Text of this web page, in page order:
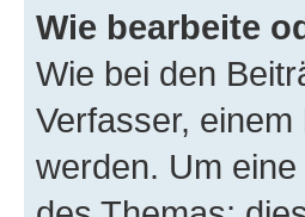
Wie bearbeite
Wie bei den
Verfasser,
werden. Um